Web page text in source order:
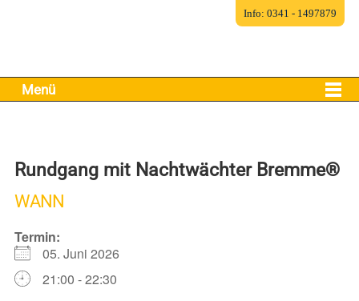
Menü
Rundgang mit Nachtwächter Bremme®
WANN
Termin:
05. Juni 2026
21:00 - 22:30
Info: 0341 - 1497879